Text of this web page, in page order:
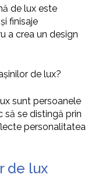
de lux este
finisaje
a crea un design
de lux?
sunt persoanele
să se distingă prin
personalitatea
de lux